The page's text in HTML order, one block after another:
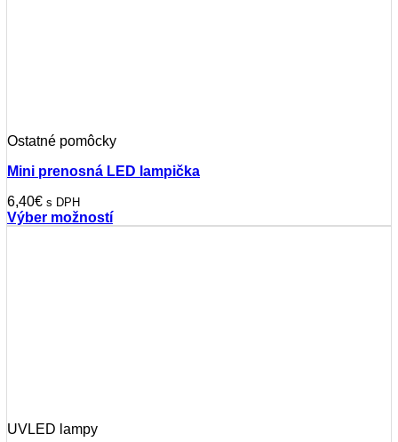
Ostatné pomôcky
Mini prenosná LED lampička
6,40€ s DPH
Výber možností
UVLED lampy